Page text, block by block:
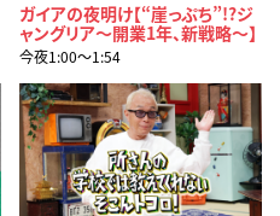
ガイアの夜明け【“崖っぷち”!?ジ
ャングリア～開業1年、新戦略～】
今夜1:00〜1:54